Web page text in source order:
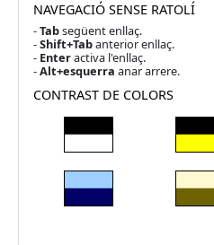
NAVEGACIÓ SENSE RATOLÍ
-Tabsegüent enllaç.
-Shift+Tabanterior enllaç.
- Enteractiva l'enllaç.
-Alt+esquerra anar arrere.
CONTRAST DE COLORS